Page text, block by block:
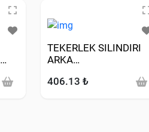
TEKERLEK SILINDIRI
ARKA
VITARA 98>05 1.6-
406.13 ₺